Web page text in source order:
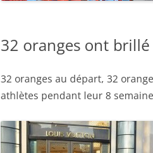
32 oranges ont
32 oranges au départ, 32
athlètes pendant leur 8